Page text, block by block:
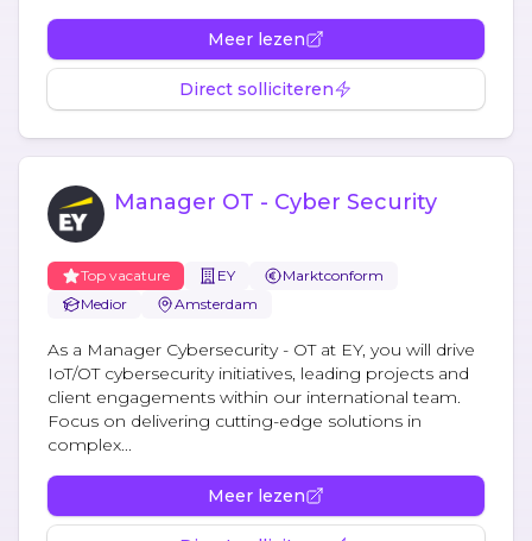
Meer lezen
Direct solliciteren
Manager OT - Cyber Security
Top vacature EY
Marktconform
Medior
Amsterdam
As a Manager Cybersecurity - OT at EY, you will drive
IoT/OT cybersecurity initiatives, leading projects and
client engagements within our international team.
Focus on delivering cutting-edge solutions in
complex...
Meer lezen